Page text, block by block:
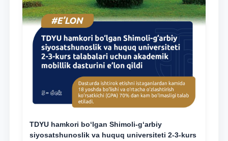
TDYU hamkori bo‘lgan Shimoli-g‘arbiy
siyosatshunoslik va huquq universiteti 2-3-kurs